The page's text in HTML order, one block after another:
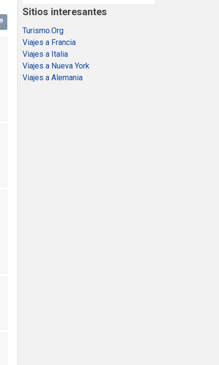
Sitios interesantes
Turismo.Org
Viajes a Francia
Viajes a Italia
Viajes a Nueva York
Viajes a Alemania